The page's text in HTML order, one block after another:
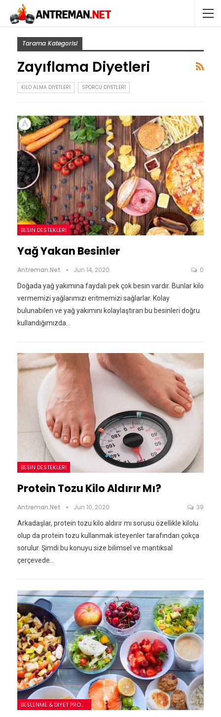
Tarama Kategorisi
Zayıflama Diyetleri
KILO ALMA DIYETLERI SPORCU DIYETLERI
BESIN DESTEKLERI
Yağ Yakan Besinler
Antreman.net Jun 14, 2020 0
Doğada yağ yakımına faydalı pek çok besin vardır. Bunlar kilo
vermemizi yağlarımızı eritmemizi sağlarlar. Kolay
bulunabilen ve yağ yakımını kolaylaştıran bu besinleri doğru
kullandığımızda…
BESIN DESTEKLERI
Protein Tozu Kilo Aldırır Mı?
Antreman.net Jun 10, 2020 39
Arkadaşlar, protein tozu kilo aldırır mı sorusu özellikle kilolu
olup da protein tozu kullanmak isteyenler tarafından çokça
sorulur. Şimdi bu konuyu size bilimsel ve mantıksal
çerçevede…
BESLENME & DIYET PROGRAMLARI